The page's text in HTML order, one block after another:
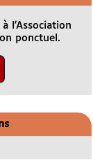
l’Association
ponctuel.